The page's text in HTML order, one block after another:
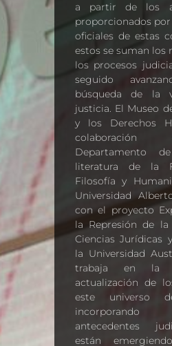
a partir de los
proporcionados
oficiales de estas
estos se suman los
los procesos
seguido
búsqueda de la
justicia. El Museo
y los Derechos
Departamento
literatura de la
Filosofía y
Universidad
con el proyecto
la Represión de
Ciencias Jurídicas
la Universidad
trabaja en la
actualización de
este universo
antecedentes
están